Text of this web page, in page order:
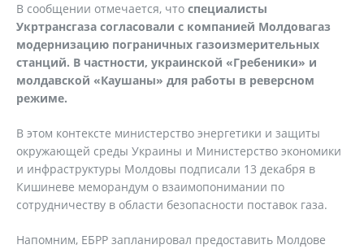
В сообщении отмечается, что специалисты
Укртрансгаза согласовали с компанией Молдовагаз
модернизацию пограничных газоизмерительных
станций. В частности, украинской «Гребеники» и
молдавской «Каушаны» для работы в реверсном
режиме.
В этом контексте министерство энергетики и защиты
окружающей среды Украины и Министерство экономики
и инфраструктуры Молдовы подписали 13 декабря в
Кишиневе меморандум о взаимопонимании по
сотрудничеству в области безопасности поставок газа.
Напомним, ЕБРР запланировал предоставить Молдове